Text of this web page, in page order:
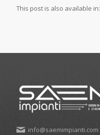
This post is also available in:
info@saemimpianti.com